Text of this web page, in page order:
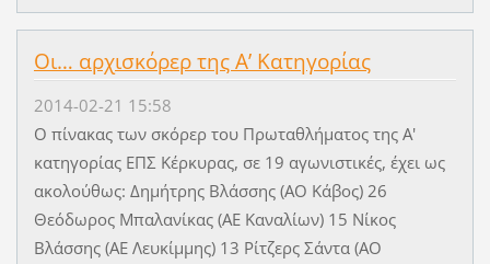
Οι… αρχισκόρερ της Α’ Κατηγορίας
2014-02-21 15:58
Ο πίνακας των σκόρερ του Πρωταθλήματος της Α'
κατηγορίας ΕΠΣ Κέρκυρας, σε 19 αγωνιστικές, έχει ως
ακολούθως: Δημήτρης Βλάσσης (ΑΟ Κάβος) 26
Θεόδωρος Μπαλανίκας (ΑΕ Καναλίων) 15 Νίκος
Βλάσσης (ΑΕ Λευκίμμης) 13 Ρίτζερς Σάντα (ΑΟ